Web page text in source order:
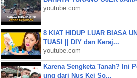
youtube.com
8 KIAT HIDUP LUAR BIASA
TUASI || DIY dan Keraj...
youtube.com
Karena Sengketa Tanah? Ini
ung dari Nus Kei So...